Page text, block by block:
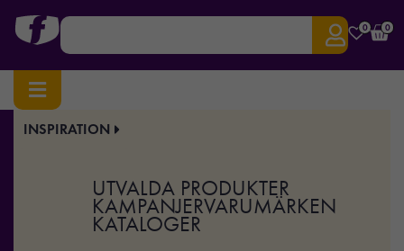
0 0
INSPIRATION
UTVALDA PRODUKTER
KAMPANJERVARUMÄRKEN
KATALOGER
Hem/Drinkware/ Vattenflaskor
XD-P438.09
Avira Alok RCS